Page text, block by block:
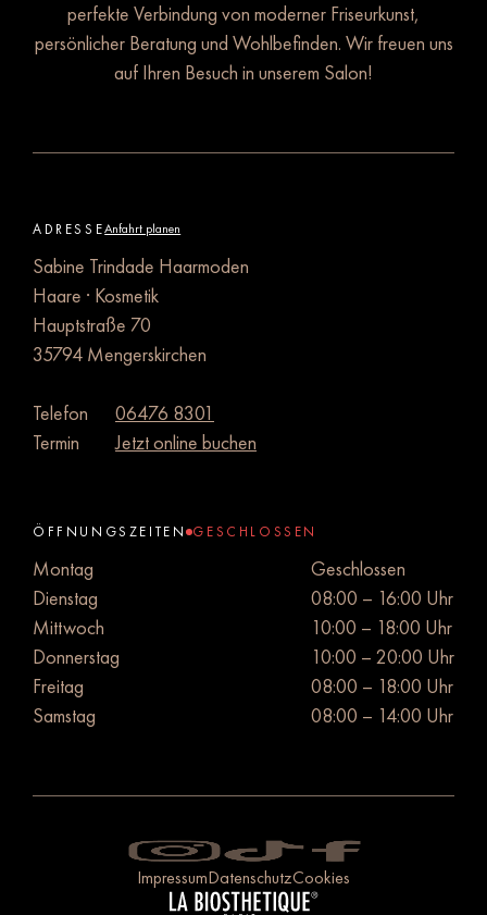
perfekte Verbindung von moderner Friseurkunst,
persönlicher Beratung und Wohlbefinden. Wir freuen uns
auf Ihren Besuch in unserem Salon!
ADRESSEAnfahrt planen
Sabine Trindade Haarmoden
Haare · Kosmetik
Hauptstraße 70
35794 Mengerskirchen
Telefon
06476 8301
Termin
Jetzt online buchen
ÖFFNUNGSZEITEN GESCHLOSSEN
Montag
Geschlossen
Dienstag
08:00 – 16:00 Uhr
Mittwoch
10:00 – 18:00 Uhr
Donnerstag
10:00 – 20:00 Uhr
Freitag
08:00 – 18:00 Uhr
Samstag
08:00 – 14:00 Uhr
ImpressumDatenschutzCookies